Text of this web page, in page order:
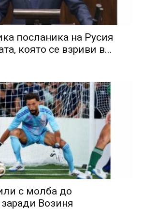
посланика на Русия
която се взриви в...
с молба до
Возиня